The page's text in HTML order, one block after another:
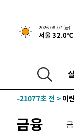
2026.08.07 (금)
서울 32.0℃
8분 전 >[속보]규
임-29542초 전 >이
하향수정 (2보)
-26129초 전 >
[
-21992초 전 >
실천"
-21077초 전 > 이
-12609초 전 >
[
금융